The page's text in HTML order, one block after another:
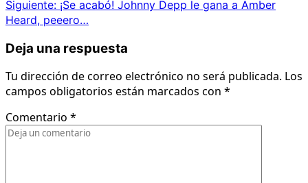
Siguiente: ¡Se acabó! Johnny Depp le gana a Amber
Heard, peeero…
Deja una respuesta
Tu dirección de correo electrónico no será publicada. Los
campos obligatorios están marcados con *
Comentario *